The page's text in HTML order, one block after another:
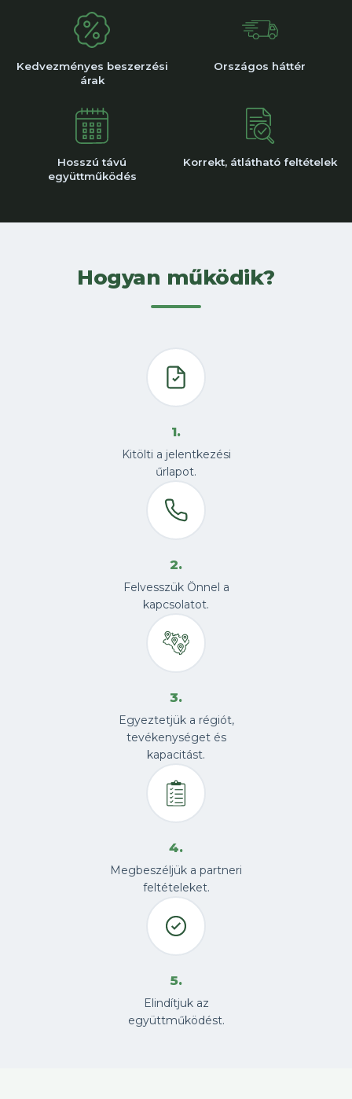
Kedvezményes beszerzési
árak
Országos háttér
Hosszú távú
együttműködés
Korrekt, átlátható feltételek
Hogyan működik?
1.
Kitölti a jelentkezési
űrlapot.
2.
Felvesszük Önnel a
kapcsolatot.
3.
Egyeztetjük a régiót,
tevékenységet és
kapacitást.
4.
Megbeszéljük a partneri
feltételeket.
5.
Elindítjuk az
együttműködést.